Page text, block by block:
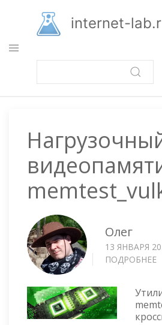
основному
содержанию
internet-
Олег
13 ЯНВАРЯ
ПОДРОБНЕЕ